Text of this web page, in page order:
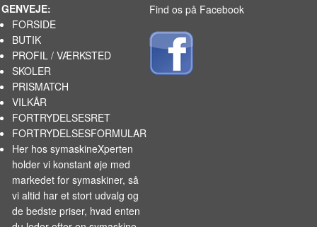
GENVEJE:
FORSIDE
BUTIK
PROFIL / VÆRKSTED
SKOLER
PRISMATCH
VILKÅR
FORTRYDELSESRET
FORTRYDELSESFORMULAR
Her hos symaskineXperten
holder vi konstant øje med
markedet forsymaskiner, så
vi altid har et stort udvalg og
de bedste priser, hvad enten
Find os på Facebook